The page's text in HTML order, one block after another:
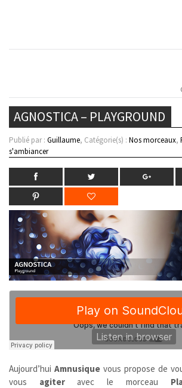
AGNOSTICA – PLAYGROUND
Publié par : Guillaume, Catégorie(s) : Nos morceaux,
s'ambiancer
Aujourd’hui Amnusique vous propose de
vous agiteravec le morceau